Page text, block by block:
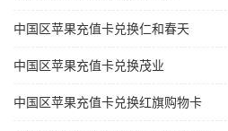
中国区苹果充值卡兑换仁和春天
中国区苹果充值卡兑换茂业
中国区苹果充值卡兑换红旗购物卡